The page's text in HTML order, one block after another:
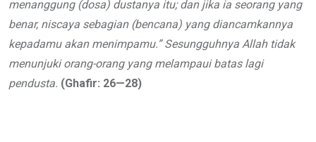
menanggung (dosa) dustanya itu; dan jika ia seorang yang
benar, niscaya sebagian (bencana) yang diancamkannya
kepadamu akan menimpamu.” Sesungguhnya Allah tidak
menunjuki orang-orang yang melampaui batas lagi
pendusta. (Ghafir: 26—28)